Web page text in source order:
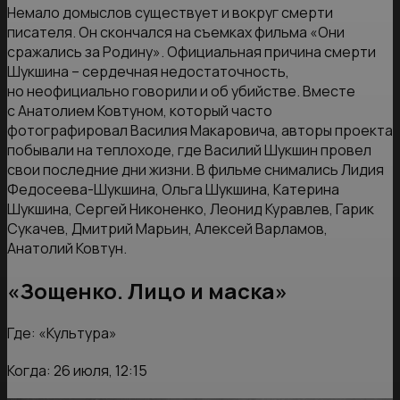
Немало домыслов существует и вокруг смерти
писателя. Он скончался на съемках фильма «Они
сражались за Родину». Официальная причина смерти
Шукшина – сердечная недостаточность,
но неофициально говорили и об убийстве. Вместе
с Анатолием Ковтуном, который часто
фотографировал Василия Макаровича, авторы проекта
побывали на теплоходе, где Василий Шукшин провел
свои последние дни жизни. В фильме снимались Лидия
Федосеева-Шукшина, Ольга Шукшина, Катерина
Шукшина, Сергей Никоненко, Леонид Куравлев, Гарик
Сукачев, Дмитрий Марьин, Алексей Варламов,
Анатолий Ковтун.
«Зощенко. Лицо и маска»
Где: «Культура»
Когда: 26 июля, 12:15